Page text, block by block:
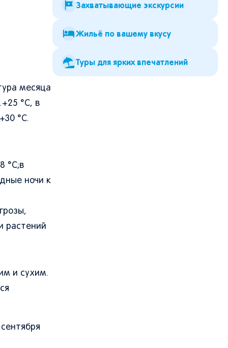
месяца
°C, в
°C.
°C;в
ночи к
растений
и сухим.
Захватывающие экскурсии
Жильё по вашему вкусу
Туры для ярких впечатлений